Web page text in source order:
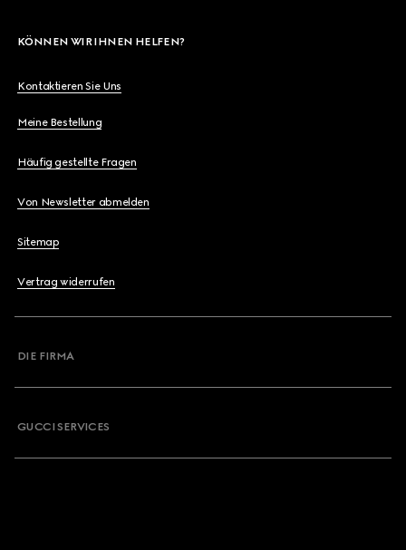
KÖNNEN WIR IHNEN HELFEN?
Kontaktieren Sie Uns
Meine Bestellung
Häufig gestellte Fragen
Von Newsletter abmelden
Sitemap
Vertrag widerrufen
DIE FIRMA
GUCCI SERVICES